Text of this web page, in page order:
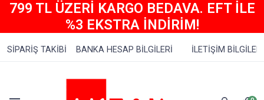
799 TL ÜZERİ KARGO BEDAVA. EFT İLE
%3 EKSTRA İNDİRİM!
SİPARİŞ TAKİBİ BANKA HESAP BİLGİLERİ İLETİŞİM BİLGİLERİ